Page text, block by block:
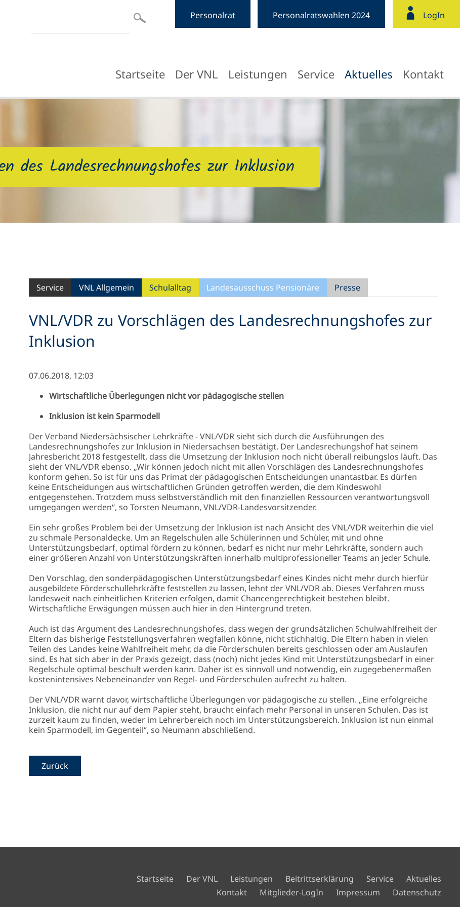
Personalrat Personalratswahlen 2024 LogIn
Navigation
überspringen
Startseite Der VNL Leistungen Service Aktuelles Kontakt
des Landesrechnungshofes zur Inklusion
2026
Service VNL Allgemein Schulalltag Landesausschuss Pensionäre Presse
VNL/VDR zu Vorschlägen des Landesrechnungshofes zur
Inklusion
07.06.2018, 12:03
Wirtschaftliche Überlegungen nicht vor pädagogische stellen
Inklusion ist kein Sparmodell
Der Verband Niedersächsischer Lehrkräfte - VNL/VDR sieht sich durch die Ausführungen des
Landesrechnungshofes zur Inklusion in Niedersachsen bestätigt. Der Landesrechungshof hat seinem
Jahresbericht 2018 festgestellt, dass die Umsetzung der Inklusion noch nicht überall reibungslos läuft. Das
sieht der VNL/VDR ebenso. „Wir können jedoch nicht mit allen Vorschlägen des Landesrechnungshofes
konform gehen. So ist für uns das Primat der pädagogischen Entscheidungen unantastbar. Es dürfen
keine Entscheidungen aus wirtschaftlichen Gründen getroffen werden, die dem Kindeswohl
entgegenstehen. Trotzdem muss selbstverständlich mit den finanziellen Ressourcen verantwortungsvoll
umgegangen werden“, so Torsten Neumann, VNL/VDR-Landesvorsitzender.
Ein sehr großes Problem bei der Umsetzung der Inklusion ist nach Ansicht des VNL/VDR weiterhin die viel
zu schmale Personaldecke. Um an Regelschulen alle Schülerinnen und Schüler, mit und ohne
Unterstützungsbedarf, optimal fördern zu können, bedarf es nicht nur mehr Lehrkräfte, sondern auch
einer größeren Anzahl von Unterstützungskräften innerhalb multiprofessioneller Teams an jeder Schule.
Den Vorschlag, den sonderpädagogischen Unterstützungsbedarf eines Kindes nicht mehr durch hierfür
ausgebildete Förderschullehrkräfte feststellen zu lassen, lehnt der VNL/VDR ab. Dieses Verfahren muss
landesweit nach einheitlichen Kriterien erfolgen, damit Chancengerechtigkeit bestehen bleibt.
Wirtschaftliche Erwägungen müssen auch hier in den Hintergrund treten.
Auch ist das Argument des Landesrechnungshofes, dass wegen der grundsätzlichen Schulwahlfreiheit der
Eltern das bisherige Feststellungsverfahren wegfallen könne, nicht stichhaltig. Die Eltern haben in vielen
Teilen des Landes keine Wahlfreiheit mehr, da die Förderschulen bereits geschlossen oder am Auslaufen
sind. Es hat sich aber in der Praxis gezeigt, dass (noch) nicht jedes Kind mit Unterstützungsbedarf in einer
Regelschule optimal beschult werden kann. Daher ist es sinnvoll und notwendig, ein zugegebenermaßen
kostenintensives Nebeneinander von Regel- und Förderschulen aufrecht zu halten.
Der VNL/VDR warnt davor, wirtschaftliche Überlegungen vor pädagogische zu stellen. „Eine erfolgreiche
Inklusion, die nicht nur auf dem Papier steht, braucht einfach mehr Personal in unseren Schulen. Das ist
zurzeit kaum zu finden, weder im Lehrerbereich noch im Unterstützungsbereich. Inklusion ist nun einmal
kein Sparmodell, im Gegenteil“, so Neumann abschließend.
Zurück
Navigation
Startseite Der VNL Leistungen Beitrittserklärung Service
Aktuelles
Kontakt Mitglieder-LogIn Impressum Datenschutz